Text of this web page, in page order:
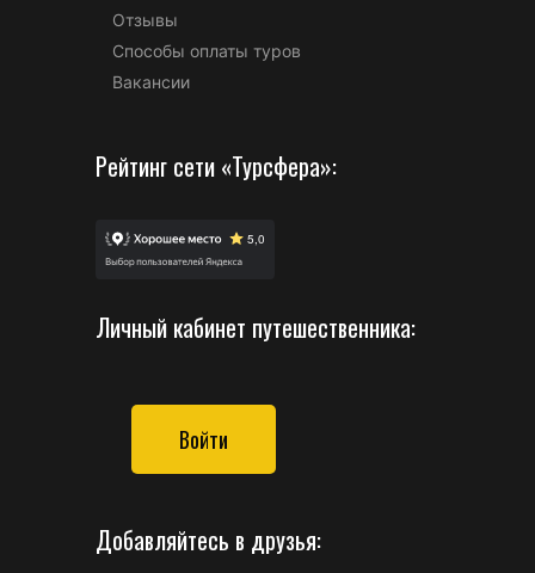
Отзывы
Способы оплаты туров
Вакансии
Рейтинг сети «Турсфера»:
Личный кабинет путешественника:
Войти
Добавляйтесь в друзья: